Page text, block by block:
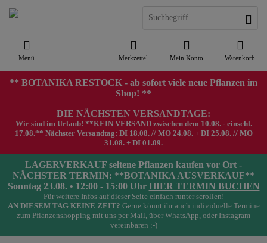
Menü Warenkorb
Merkzettel Mein Konto
** BOTANIKA RESTOCK - ab sofort viele neue Pflanzen im
Shop! **
DIE NÄCHSTEN VERSANDTAGE:
Wir sind im Urlaub! **KEIN VERSAND zwischen dem 10.08. - einschl.
17.08.** Nächster Versandtag: DI 18.08. // MO 24.08. + DI 25.08. // MO
31.08. + DI 01.09.
LAGERVERKAUF seltene Pflanzen kaufen vor Ort -
NÄCHSTER TERMIN: **BOTANIKA AUSVERKAUF**
Sonntag 23.08. • 12:00 - 15:00 Uhr HIER TERMIN BUCHEN
Für weitere Infos auf dieser Seite einfach runter scrollen!
AN DIESEM TAG KEINE ZEIT? Gerne könnt ihr auch individuelle Termine
zum Pflanzenshopping mit uns per Mail, über WhatsApp, oder Instagram
vereinbaren :-)